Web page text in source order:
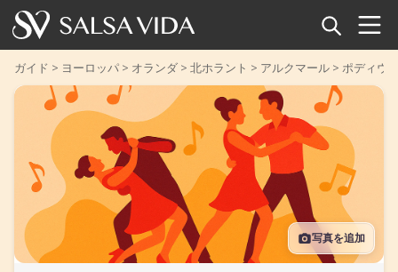
ホーム
イベント
ニュース
記事
動画
ガイド > ヨーロッパ > オランダ > 北ホラント > アルクマール > ポディウ
写真を追加